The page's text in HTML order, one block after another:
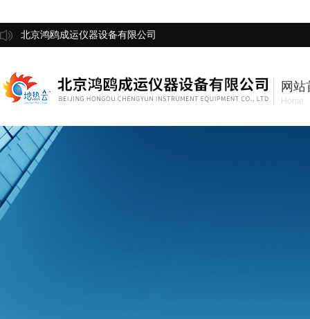
北京鸿鸥成运仪器设备有限公司
网站
Home